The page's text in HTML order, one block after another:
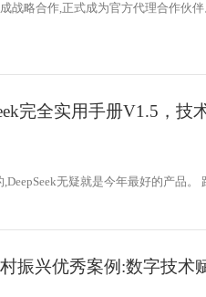
战略合作,正式成为官方代理合作伙
完全实用手册V1.5，技
无疑就是今年最好的产品。
振兴优秀案例:数字技术